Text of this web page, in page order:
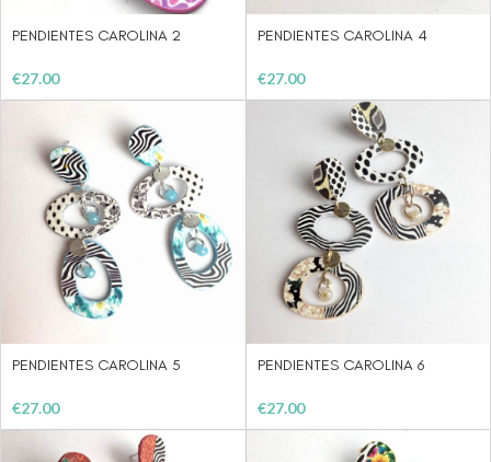
PENDIENTES CAROLINA 2
€27.00
PENDIENTES CAROLINA 4
€27.00
PENDIENTES CAROLINA 5
€27.00
PENDIENTES CAROLINA 6
€27.00